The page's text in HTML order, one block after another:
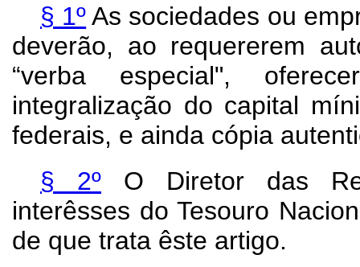
§ 1ºAs sociedades ou
deverão, ao requererem
“verba especial",
integralização do capital
federais, e ainda cópia
§ 2º O Diretor das
interêsses do Tesouro
de que trata êste artigo.